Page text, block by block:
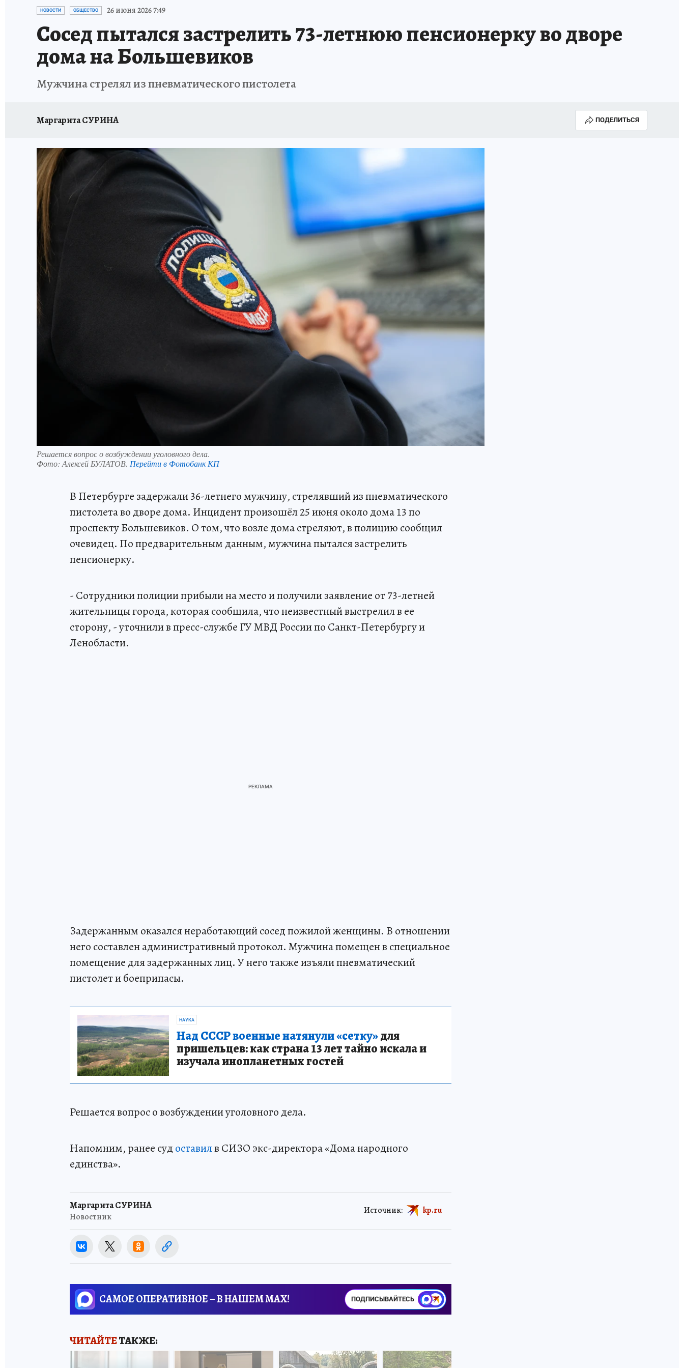
ПЕТЕРБУРГСКАЯ СТРОЙКА
НОВОСТИ ОБЩЕСТВО 26 июня 2026 7:49
Сосед пытался застрелить 73-летнюю пенсионерку во дворе
дома на Большевиков
Мужчина стрелял из пневматического пистолета
Маргарита СУРИНА ПОДЕЛИТЬСЯ
Решается вопрос о возбуждении уголовного дела.
Фото: Алексей БУЛАТОВ. Перейти в Фотобанк КП
В Петербурге задержали 36-летнего мужчину, стрелявший из пневматического
пистолета во дворе дома. Инцидент произошёл 25 июня около дома 13 по
проспекту Большевиков. О том, что возле дома стреляют, в полицию сообщил
очевидец. По предварительным данным, мужчина пытался застрелить
пенсионерку.
- Сотрудники полиции прибыли на место и получили заявление от 73-летней
жительницы города, которая сообщила, что неизвестный выстрелил в ее
сторону, - уточнили в пресс-службе ГУ МВД России по Санкт-Петербургу и
Ленобласти.
Задержанным оказался неработающий сосед пожилой женщины. В отношении
него составлен административный протокол. Мужчина помещен в специальное
помещение для задержанных лиц. У него также изъяли пневматический
пистолет и боеприпасы.
НАУКА
Над СССР военные натянули «сетку»для
пришельцев: как страна 13 лет тайно искала и
изучала инопланетных гостей
Решается вопрос о возбуждении уголовного дела.
Напомним, ранее суд оставилв СИЗО экс-директора «Дома народного
единства».
Маргарита СУРИНА
Новостник
Источник: kp.ru
САМОЕ ОПЕРАТИВНОЕ – В НАШЕМ MAX! ПОДПИСЫВАЙТЕСЬ
ЧИТАЙТЕТАКЖЕ: